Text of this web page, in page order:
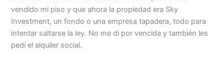
vendido mi piso y que ahora la propiedad era Sky
Investment, un fondo o una empresa tapadera, todo para
intentar saltarse la ley. No me di por vencida y también les
pedí el alquiler social.